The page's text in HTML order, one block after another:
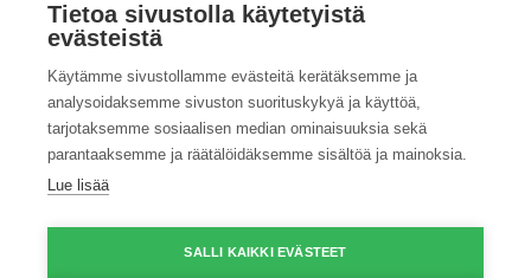
Tilaa
Twitter FacebookYouTubeInstagramLinkedIn
Tietoa sivustolla käytetyistä
evästeistä
Käytämme sivustollamme evästeitä kerätäksemme ja
analysoidaksemme sivuston suorituskykyä ja käyttöä,
tarjotaksemme sosiaalisen median ominaisuuksia sekä
parantaaksemme ja räätälöidäksemme sisältöä ja mainoksia.
Lue lisää
SALLI KAIKKI EVÄSTEET